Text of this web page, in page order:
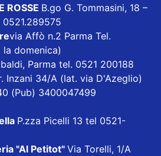
ROSSE B.go G. Tommasini, 18 –
via Affò n.2 Parma Tel.
domenica)
Parma tel. 0521 200188
Inzani 34/A (lat. via D'Azeglio)
(Pub) 3400047499
P.zza Picelli 13 tel 0521-
"Al Petitot" Via Torelli, 1/A